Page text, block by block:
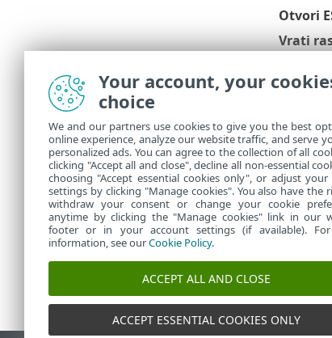
Otvori
Vrati
Režim
Osnovni
Your account, your
choice
We and our partners use cookies to give you the best
online experience, analyze our website traffic, and serve
personalized ads. You can agree to the collection of all
clicking "Accept all and close", decline all non-essential
choosing "Accept essential cookies only", or adjust your
settings by clicking "Manage cookies". You also have the
withdraw your consent or change your cookie
anytime by clicking the "Manage cookies" link in our
footer or in your account settings (if available).
information, see ourCookie Policy.
ACCEPT ALL AND CLOSE
ACCEPT ESSENTIAL COOKIES ONLY